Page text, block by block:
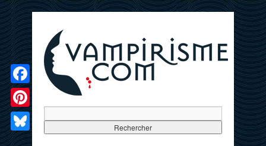
Facebook
Pinterest
Bluesky